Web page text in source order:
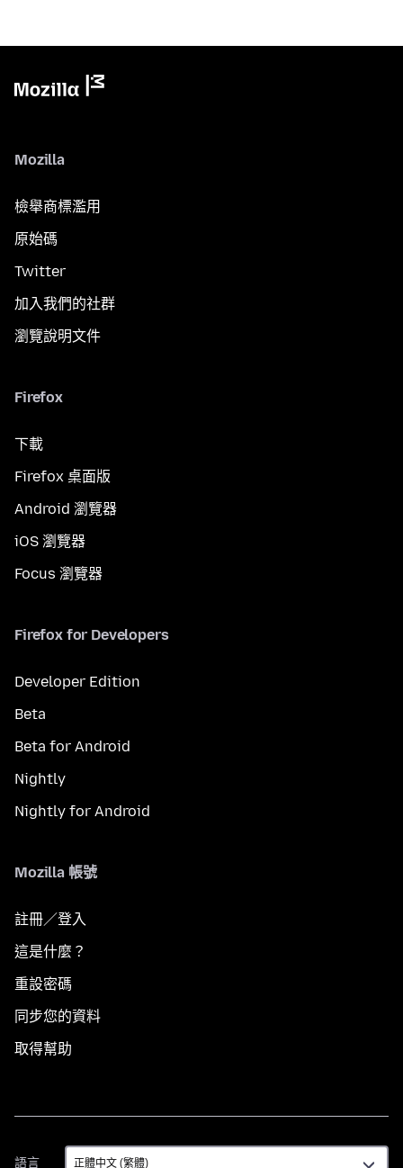
Mozilla
檢舉商標濫用
原始碼
Twitter
加入我們的社群
瀏覽說明文件
Firefox
下載
Firefox 桌面版
Android 瀏覽器
iOS 瀏覽器
Focus 瀏覽器
Firefox for Developers
Developer Edition
Beta
Beta for Android
Nightly
Nightly for Android
Mozilla 帳號
註冊／登入
這是什麼？
重設密碼
同步您的資料
取得幫助
語言
語